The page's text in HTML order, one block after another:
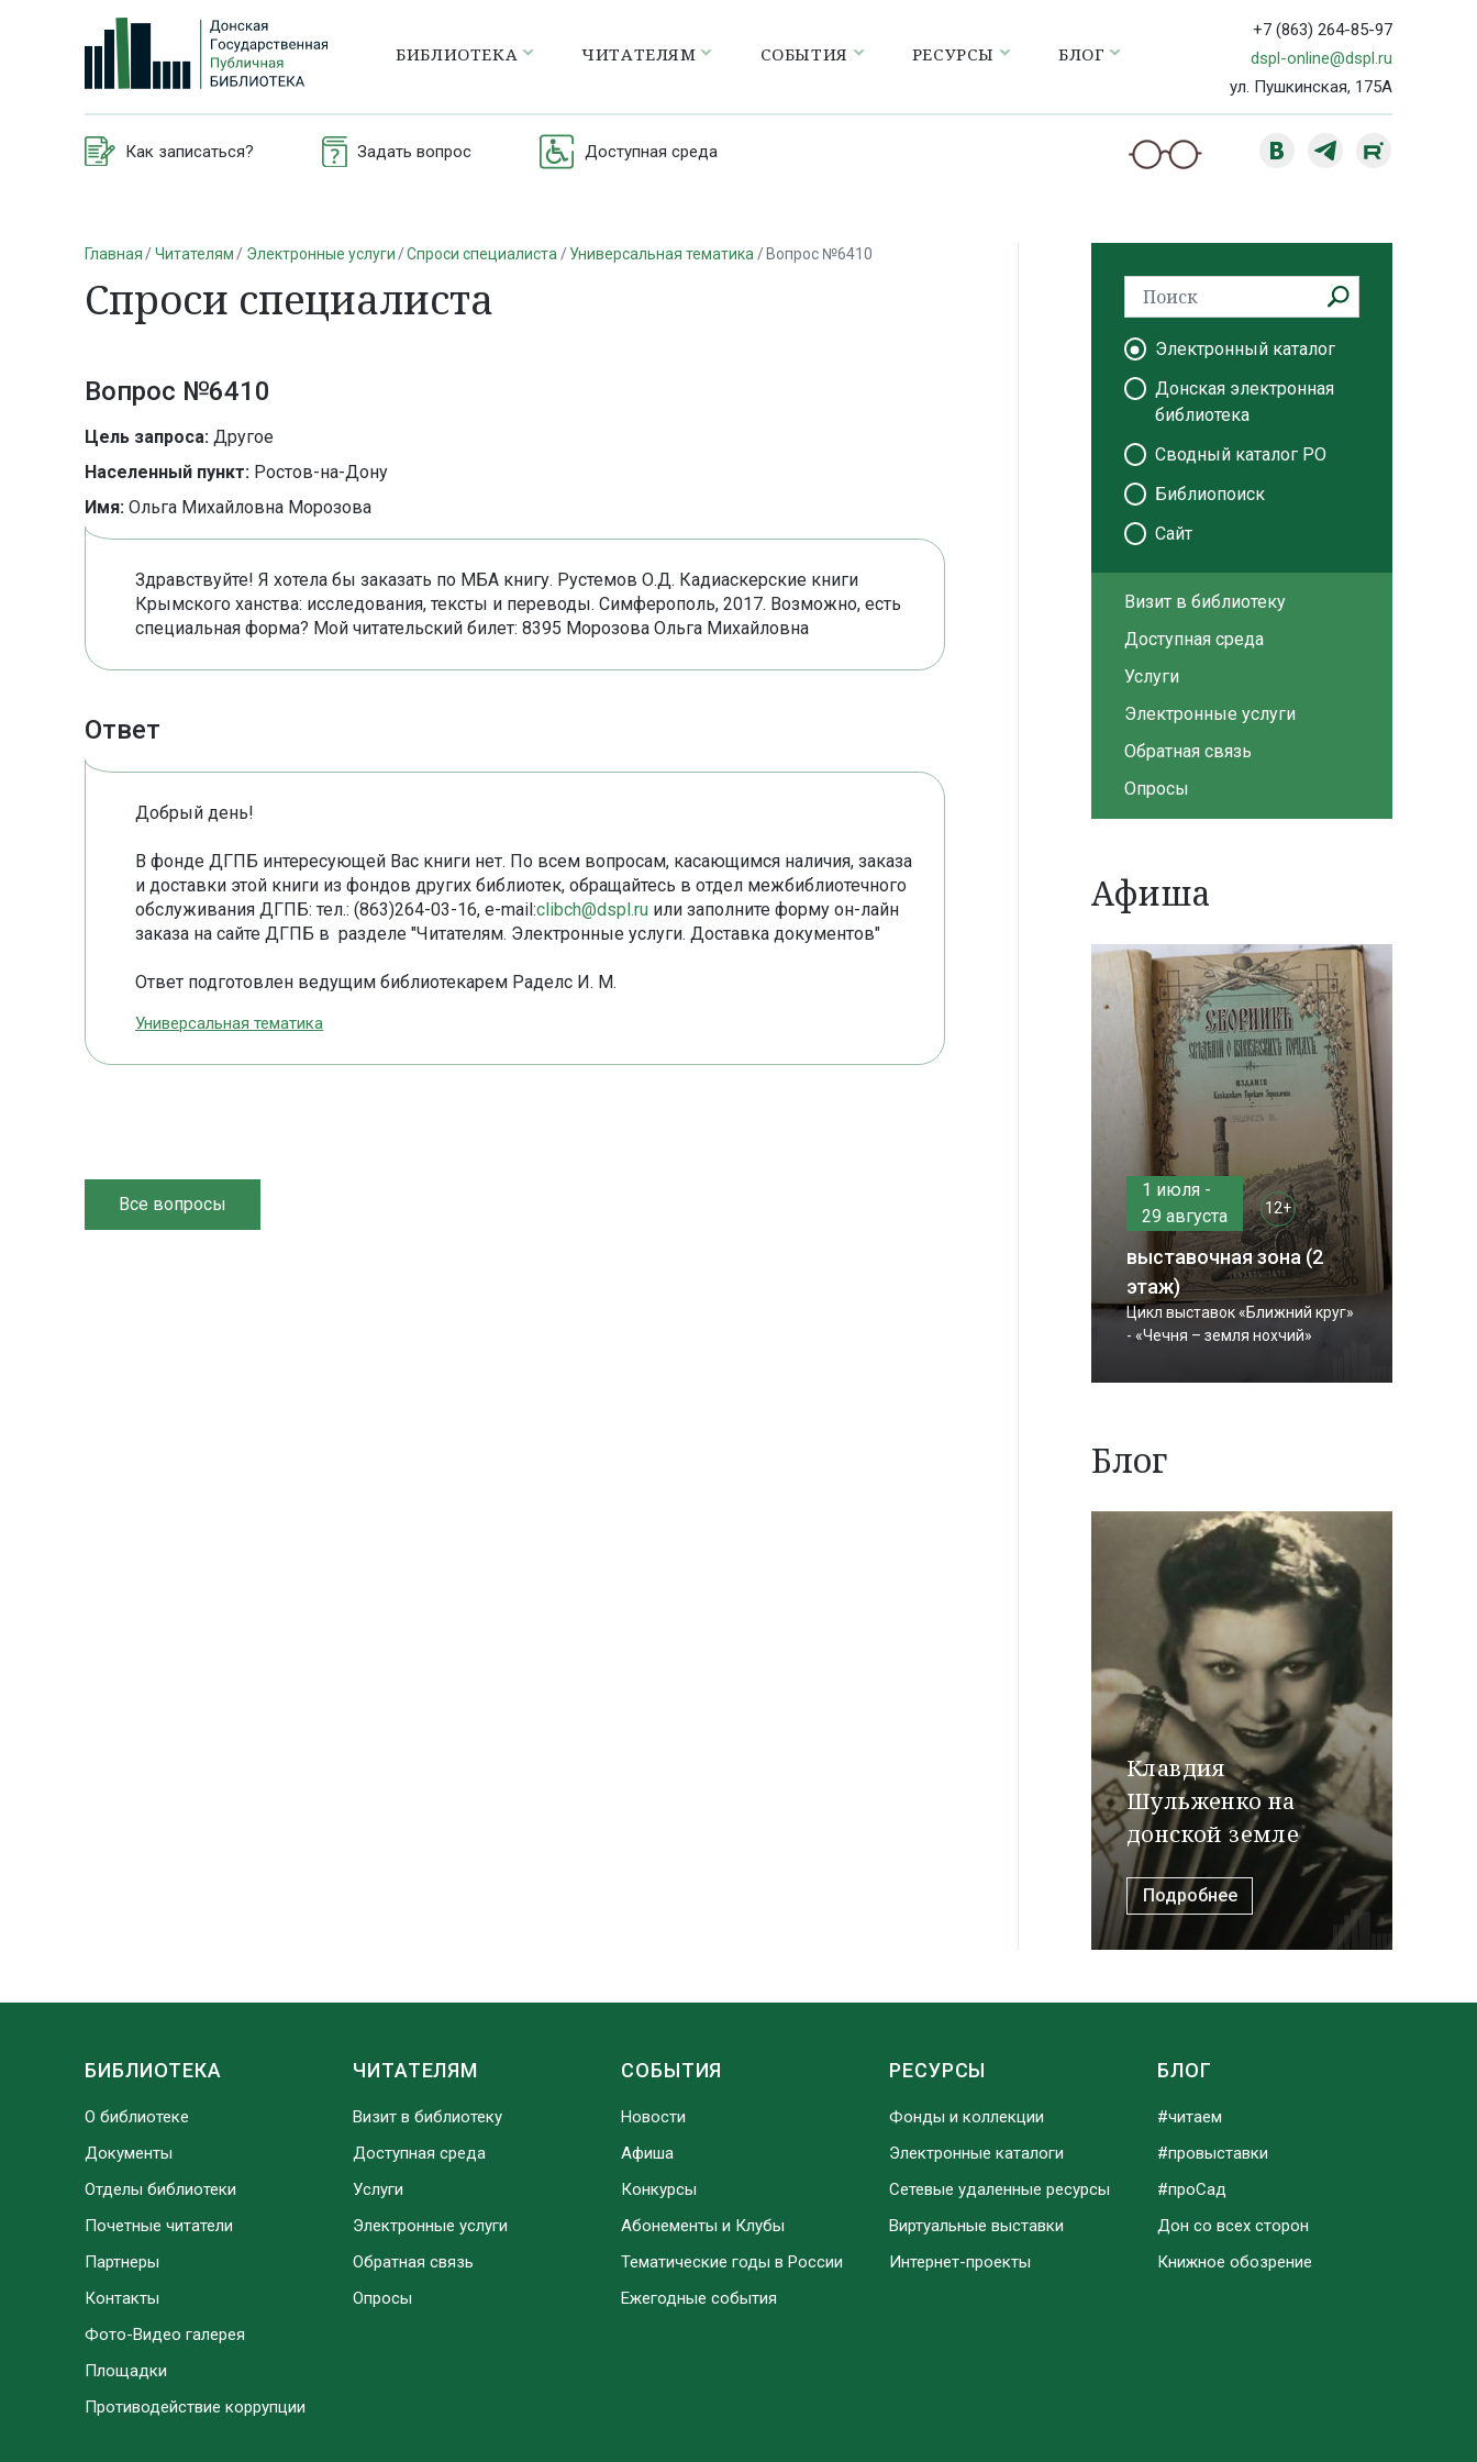
БИБЛИОТЕКА ЧИТАТЕЛЯМ СОБЫТИЯ РЕСУРСЫ БЛОГ
+7 (863) 264-85-97
dspl-online@dspl.ru
ул. Пушкинская, 175А
Как записаться? Задать вопрос Доступная среда
Главная Читателям Электронные услуги Спроси специалиста Универсальная тематика Вопрос №6410
Спроси специалиста
Вопрос №6410
Цель запроса: Другое
Населенный пункт: Ростов-на-Дону
Имя: Ольга Михайловна Морозова
Здравствуйте! Я хотела бы заказать по МБА книгу. Рустемов О.Д. Кадиаскерские книги
Крымского ханства: исследования, тексты и переводы. Симферополь, 2017. Возможно, есть
специальная форма? Мой читательский билет: 8395 Морозова Ольга Михайловна
Ответ
Добрый день!
В фонде ДГПБ интересующей Вас книги нет. По всем вопросам, касающимся наличия, заказа
и доставки этой книги из фондов других библиотек, обращайтесь в отдел межбиблиотечного
обслуживания ДГПБ: тел.: (863)264-03-16, e-mail:clibch@dspl.ru или заполните форму он-лайн
заказа на сайте ДГПБ в разделе "Читателям. Электронные услуги. Доставка документов"
Ответ подготовлен ведущим библиотекарем Раделс И. М.
Универсальная тематика
Все вопросы
Электронный каталог
Донская электронная
библиотека
Сводный каталог РО
Библиопоиск
Сайт
Визит в библиотеку
Доступная среда
Услуги
Электронные услуги
Обратная связь
Опросы
Афиша
1 июля -
29 августа
12+
выставочная зона (2
этаж)
Цикл выставок «Ближний круг»
- «Чечня – земля нохчий»
Блог
Клавдия
Шульженко на
донской земле
Подробнее
БИБЛИОТЕКА
О библиотеке
Документы
Отделы библиотеки
Почетные читатели
Партнеры
Контакты
Фото-Видео галерея
Площадки
Противодействие коррупции
ЧИТАТЕЛЯМ
Визит в библиотеку
Доступная среда
Услуги
Электронные услуги
Обратная связь
Опросы
СОБЫТИЯ
Новости
Афиша
Конкурсы
Абонементы и Клубы
Тематические годы в России
Ежегодные события
РЕСУРСЫ
Фонды и коллекции
Электронные каталоги
Сетевые удаленные ресурсы
Виртуальные выставки
Интернет-проекты
БЛОГ
#читаем
#провыставки
#проСад
Дон со всех сторон
Книжное обозрение